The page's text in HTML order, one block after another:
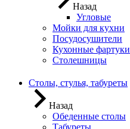
Назад
Угловые
Мойки для кухни
Посудосушители
Кухонные фартуки
Столешницы
Столы, стулья, табуреты
Назад
Обеденные столы
Табуреты